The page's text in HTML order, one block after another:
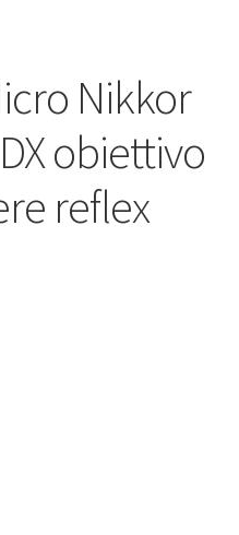
Nikkor
obiettivo
reflex